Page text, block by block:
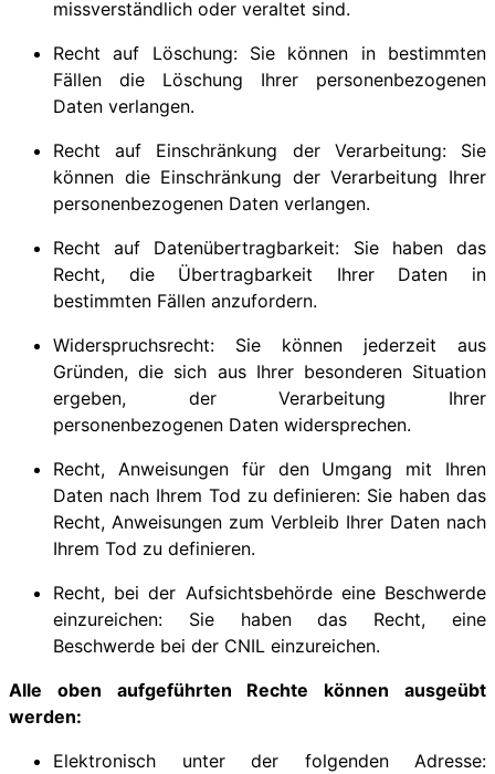
missverständlich oder veraltet sind.
Recht auf Löschung: Sie können in bestimmten
Fällen die Löschung Ihrer personenbezogenen
Daten verlangen.
Recht auf Einschränkung der Verarbeitung: Sie
können die Einschränkung der Verarbeitung Ihrer
personenbezogenen Daten verlangen.
Recht auf Datenübertragbarkeit: Sie haben das
Recht, die Übertragbarkeit Ihrer Daten in
bestimmten Fällen anzufordern.
Widerspruchsrecht: Sie können jederzeit aus
Gründen, die sich aus Ihrer besonderen Situation
ergeben, der Verarbeitung Ihrer
personenbezogenen Daten widersprechen.
Recht, Anweisungen für den Umgang mit Ihren
Daten nach Ihrem Tod zu definieren: Sie haben das
Recht, Anweisungen zum Verbleib Ihrer Daten nach
Ihrem Tod zu definieren.
Recht, bei der Aufsichtsbehörde eine Beschwerde
einzureichen: Sie haben das Recht, eine
Beschwerde bei der CNIL einzureichen.
Alle oben aufgeführten Rechte können ausgeübt
werden:
Elektronisch unter der folgenden Adresse: